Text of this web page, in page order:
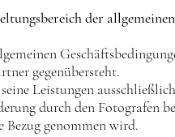
der
gegenübersteht.
Leistungen
durch den Fotografen
genommen wird.